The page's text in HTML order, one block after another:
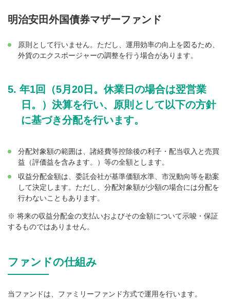
明治安田外国債券マザーファンド
原則として行いません。ただし、運用効率の向上を図るため、
外貨のエクスポージャーの調整を行う場合があります。
年1回（5月20日。休業日の場合は翌営業
日。）決算を行い、原則として以下の方針
に基づき分配を行います。
分配対象額の範囲は、諸経費等控除後の利子・配当収入と売買
益（評価益を含みます。）等の全額とします。
収益分配金額は、委託会社が基準価額水準、市況動向等を勘案
して決定します。ただし、分配対象額が少額の場合には分配を
行わないこともあります。
※ 将来の収益分配金の支払いおよびその金額について示唆・保証
するものではありません。
ファンドの仕組み
当ファンドは、ファミリーファンド方式で運用を行います。